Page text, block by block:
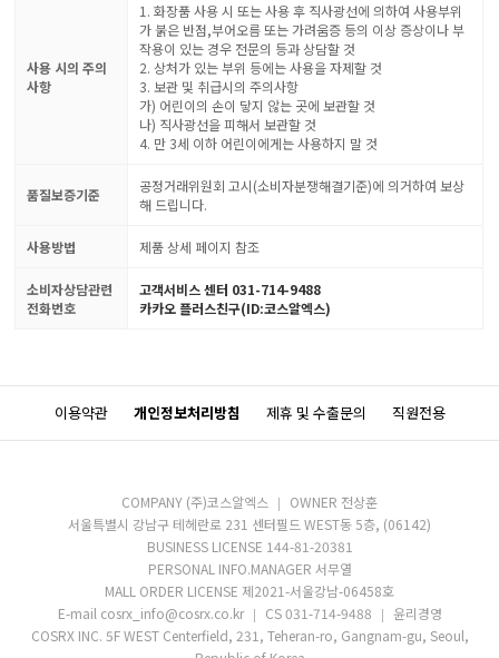
사용 시의 주의
사항
1. 화장품 사용 시 또는 사용 후 직사광선에 의하여 사용부위
가 붉은 반점,부어오름 또는 가려움증 등의 이상 증상이나 부
작용이 있는 경우 전문의 등과 상담할 것
2. 상처가 있는 부위 등에는 사용을 자제할 것
3. 보관 및 취급시의 주의사항
가) 어린이의 손이 닿지 않는 곳에 보관할 것
나) 직사광선을 피해서 보관할 것
4. 만 3세 이하 어린이에게는 사용하지 말 것
품질보증기준
공정거래위원회 고시(소비자분쟁해결기준)에 의거하여 보상
해 드립니다.
사용방법 제품 상세 페이지 참조
소비자상담관련
전화번호
고객서비스 센터 031-714-9488
카카오 플러스친구(ID:코스알엑스)
이용약관 개인정보처리방침 제휴 및 수출문의 직원전용
COMPANY (주)코스알엑스
OWNER 전상훈
서울특별시 강남구 테헤란로 231 센터필드 WEST동 5층, (06142)
BUSINESS LICENSE 144-81-20381
PERSONAL INFO.MANAGER 서무열
MALL ORDER LICENSE 제2021-서울강남-06458호
E-mail cosrx_info@cosrx.co.kr
CS 031-714-9488
윤리경영
COSRX INC. 5F WEST Centerfield, 231, Teheran-ro, Gangnam-gu, Seoul,